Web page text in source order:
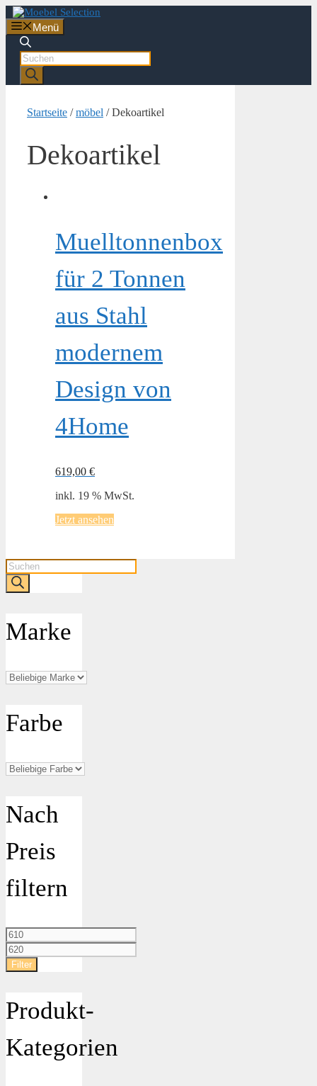
Zum
Inhalt
springen
Menü
Products
search
Startseite /möbel / Dekoartikel
Dekoartikel
Muelltonnenbox
für 2 Tonnen
aus Stahl
modernem
Design von
4Home
619,00 €
inkl. 19 % MwSt.
Jetzt ansehen
Products
search
Marke
Farbe
Nach
Preis
filtern
Min.
Preis
Max.
Preis
Filter
Produkt-
Kategorien